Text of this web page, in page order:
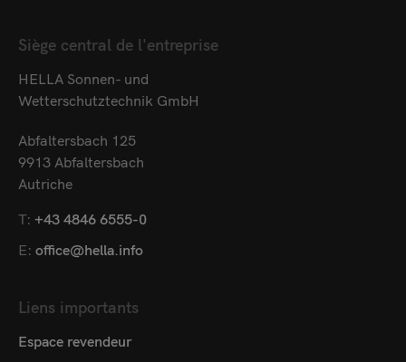
Siège central de l'entreprise
HELLA Sonnen- und
Wetterschutztechnik GmbH
Abfaltersbach 125
9913 Abfaltersbach
Autriche
T: +43 4846 6555-0
E: office@hella.info
Liens importants
Espace revendeur